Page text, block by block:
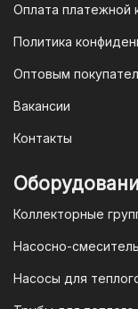
3. Оплата
— это
заказа мы
удобно и
Для
Оплата платежной
Политика
Оптовым
Вакансии
Контакты
Коллекторные
Насосно-
Насосы для